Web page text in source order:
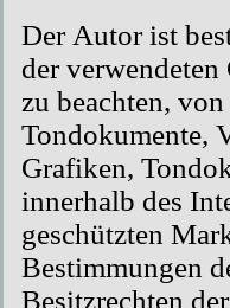
Der Autor ist
der
zu beachten,
Tondokumente,
Grafiken,
innerhalb des
geschützten
Bestimmungen
Besitzrechten